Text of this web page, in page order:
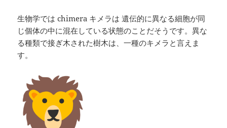
生物学では chimera キメラは 遺伝的に異なる細胞が同
じ個体の中に混在している状態のことだそうです。異な
る種類で接ぎ木された樹木は、一種のキメラと言えま
す。